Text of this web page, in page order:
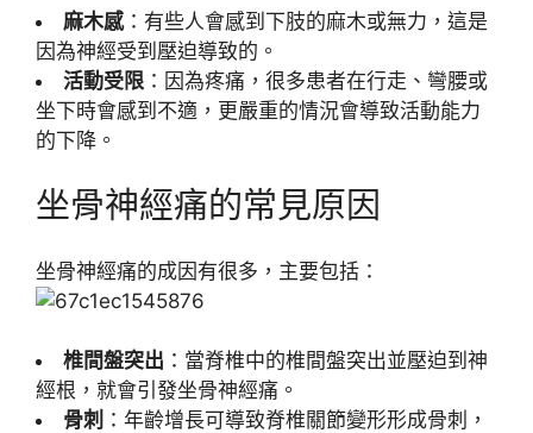
麻木感：有些人會感到下肢的麻木或無力，這是
因為神經受到壓迫導致的。
活動受限 ：因為疼痛，很多患者在行走、彎腰或
坐下時會感到不適，更嚴重的情況會導致活動能力
的下降。
坐骨神經痛的常見原因
坐骨神經痛的成因有很多，主要包括：
椎間盤突出 ：當脊椎中的椎間盤突出並壓迫到神
經根，就會引發坐骨神經痛。
骨刺 ：年齡增長可導致脊椎關節變形形成骨刺，